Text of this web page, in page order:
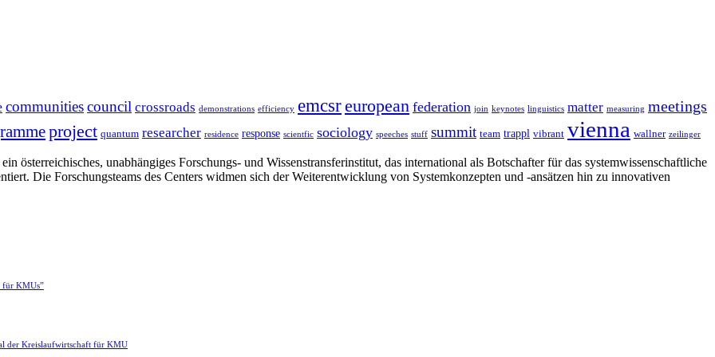
communitiescouncil crossroads demonstrations efficiency emcsreuropean federation join keynotes linguistics matter measuring meetings
project quantum researcher residence response scientfic sociology speeches stuff summit team trappl vibrant vienna wallner zeilinger
österreichisches, unabhängiges Forschungs- und Wissenstransferinstitut, das international als Botschafter für das systemwissenschaftliche
Die Forschungsteams des Centers widmen sich der Weiterentwicklung von Systemkonzepten und -ansätzen hin zu innovativen
für KMUs”
der Kreislaufwirtschaft für KMU